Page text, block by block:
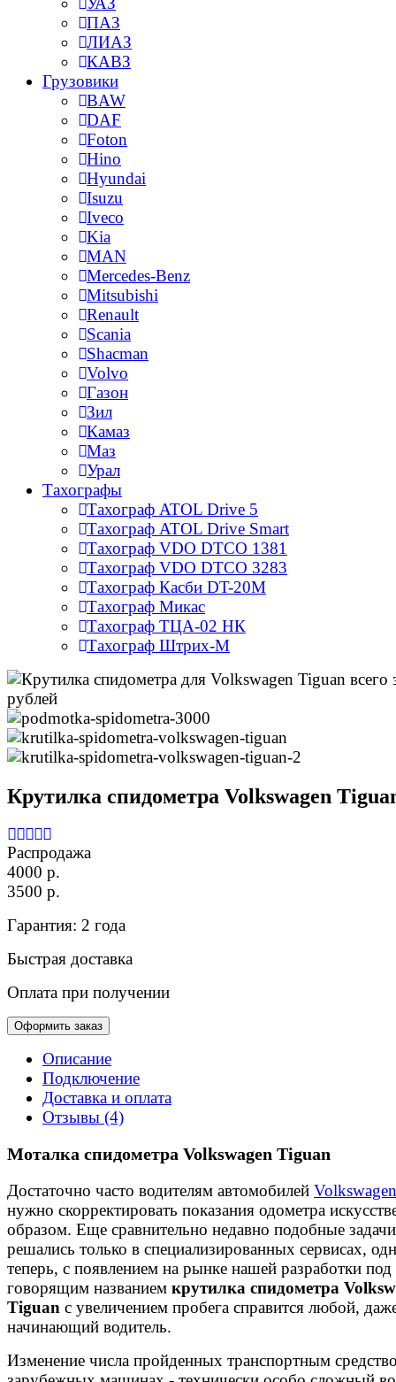
ПАЗ
ЛИАЗ
КАВЗ
Грузовики
BAW
DAF
Foton
Hino
Hyundai
Isuzu
Iveco
Kia
MAN
Mercedes-Benz
Mitsubishi
Renault
Scania
Shacman
Volvo
Газон
Зил
Камаз
Маз
Урал
Тахографы
Тахограф ATOL Drive 5
Тахограф ATOL Drive Smart
Тахограф VDO DTCO 1381
Тахограф VDO DTCO 3283
Тахограф Касби DT-20M
Тахограф Микас
Тахограф ТЦА-02 НК
Тахограф Штрих-М
Крутилка спидометра Volkswagen
Распродажа
4000 р.
3500 р.
Гарантия: 2 года
Быстрая доставка
Оплата при получении
Оформить заказ
Описание
Подключение
Доставка и оплата
Отзывы (4)
Моталка спидометра Volkswagen Tiguan
Достаточно часто водителям автомобилей Volkswagen
нужно скорректировать показания одометра
образом. Еще сравнительно недавно подобные задачи
решались только в специализированных сервисах,
теперь, с появлением на рынке нашей разработки под
говорящим названием крутилка спидометра
Tiguan с увеличением пробега справится любой,
начинающий водитель.
Изменение числа пройденных транспортным